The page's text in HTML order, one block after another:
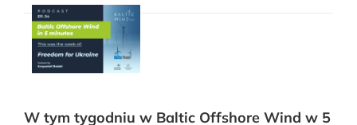
W tym tygodniu w Baltic Offshore Wind w 5